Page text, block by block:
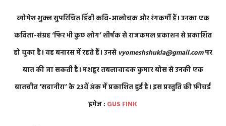
व्योमेश शुक्ल सुपरिचित हिंदी कवि-आलोचक और रंगकर्मी हैं। उनका एक
कविता-संग्रह ‘फिर भी कुछ लोग’ शीर्षक से राजकमल प्रकाशन से प्रकाशित
हो चुका है। वह बनारस में रहते हैं। उनसेvyomeshshukla@gmail.comपर
बात की जा सकती है।मशहूर तबलावादक कुमार बोस से उनकी एक
बातचीत ‘सदानीरा’ के 23वें अंक में प्रकाशित हुई है। इस प्रस्तुति की फ़ीचर्ड
इमेज : GUS FINK